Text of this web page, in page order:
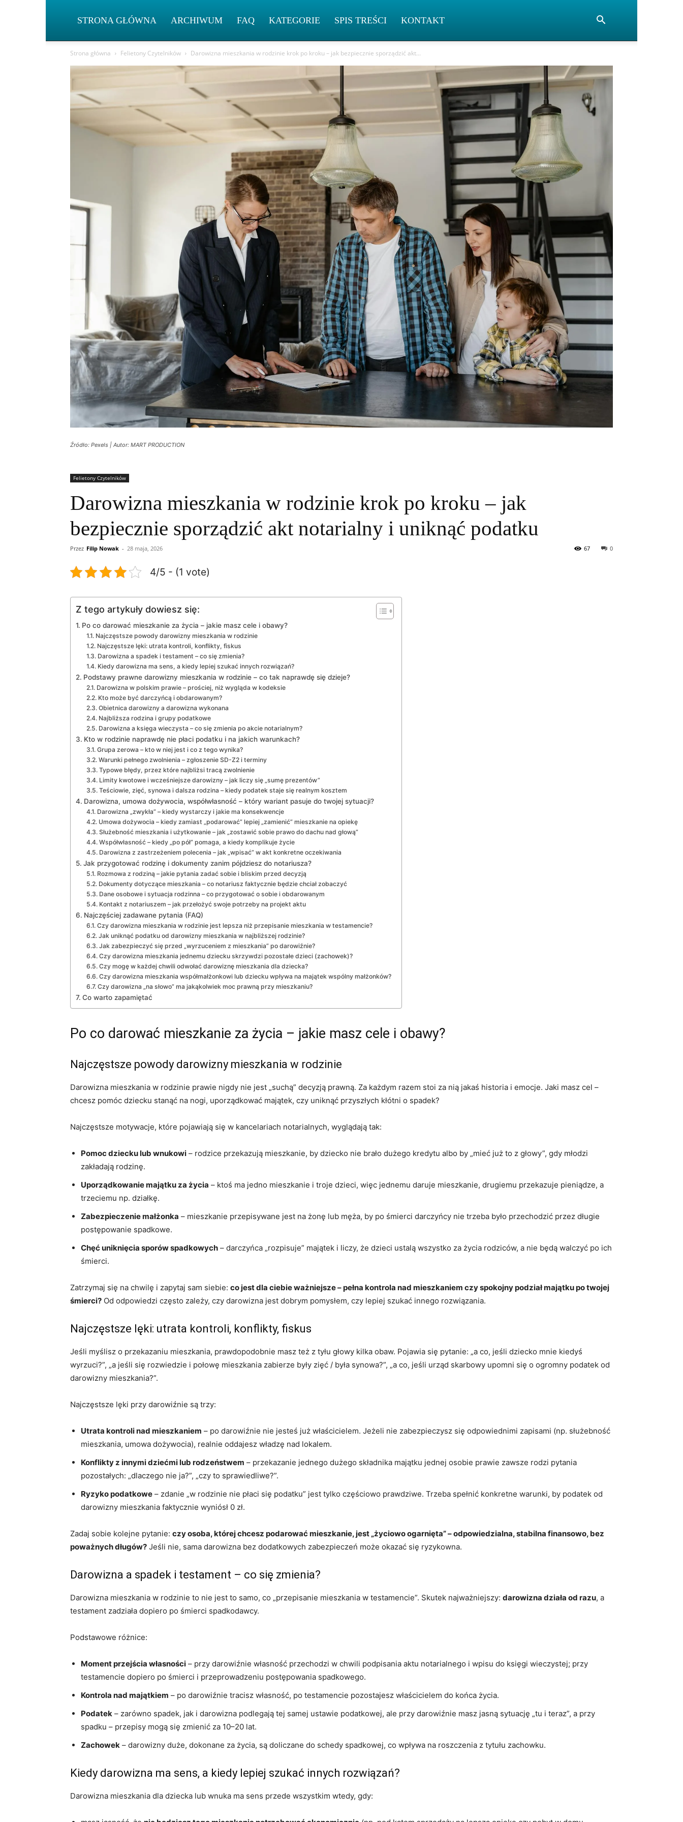
STRONA GŁÓWNA ARCHIWUM FAQ KATEGORIE SPIS TREŚCI KONTAKT
Strona główna Felietony Czytelników Darowizna mieszkania w rodzinie krok po kroku – jak bezpiecznie sporządzić akt...
Źródło: Pexels | Autor: MART PRODUCTION
Felietony Czytelników
Darowizna mieszkania w rodzinie krok po kroku – jak
bezpiecznie sporządzić akt notarialny i uniknąć podatku
Przez Filip Nowak - 28 maja, 2026 0
67
4/5 - (1 vote)
Z tego artykuły dowiesz się:
Po co darować mieszkanie za życia – jakie masz cele i obawy?
Najczęstsze powody darowizny mieszkania w rodzinie
Najczęstsze lęki: utrata kontroli, konflikty, fiskus
Darowizna a spadek i testament – co się zmienia?
Kiedy darowizna ma sens, a kiedy lepiej szukać innych rozwiązań?
Podstawy prawne darowizny mieszkania w rodzinie – co tak naprawdę się dzieje?
Darowizna w polskim prawie – prościej, niż wygląda w kodeksie
Kto może być darczyńcą i obdarowanym?
Obietnica darowizny a darowizna wykonana
Najbliższa rodzina i grupy podatkowe
Darowizna a księga wieczysta – co się zmienia po akcie notarialnym?
Kto w rodzinie naprawdę nie płaci podatku i na jakich warunkach?
Grupa zerowa – kto w niej jest i co z tego wynika?
Warunki pełnego zwolnienia – zgłoszenie SD-Z2 i terminy
Typowe błędy, przez które najbliżsi tracą zwolnienie
Limity kwotowe i wcześniejsze darowizny – jak liczy się „sumę prezentów”
Teściowie, zięć, synowa i dalsza rodzina – kiedy podatek staje się realnym kosztem
Darowizna, umowa dożywocia, współwłasność – który wariant pasuje do twojej sytuacji?
Darowizna „zwykła” – kiedy wystarczy i jakie ma konsekwencje
Umowa dożywocia – kiedy zamiast „podarować” lepiej „zamienić” mieszkanie na opiekę
Służebność mieszkania i użytkowanie – jak „zostawić sobie prawo do dachu nad głową”
Współwłasność – kiedy „po pół” pomaga, a kiedy komplikuje życie
Darowizna z zastrzeżeniem polecenia – jak „wpisać” w akt konkretne oczekiwania
Jak przygotować rodzinę i dokumenty zanim pójdziesz do notariusza?
Rozmowa z rodziną – jakie pytania zadać sobie i bliskim przed decyzją
Dokumenty dotyczące mieszkania – co notariusz faktycznie będzie chciał zobaczyć
Dane osobowe i sytuacja rodzinna – co przygotować o sobie i obdarowanym
Kontakt z notariuszem – jak przełożyć swoje potrzeby na projekt aktu
Najczęściej zadawane pytania (FAQ)
Czy darowizna mieszkania w rodzinie jest lepsza niż przepisanie mieszkania w testamencie?
Jak uniknąć podatku od darowizny mieszkania w najbliższej rodzinie?
Jak zabezpieczyć się przed „wyrzuceniem z mieszkania” po darowiźnie?
Czy darowizna mieszkania jednemu dziecku skrzywdzi pozostałe dzieci (zachowek)?
Czy mogę w każdej chwili odwołać darowiznę mieszkania dla dziecka?
Czy darowizna mieszkania współmałżonkowi lub dziecku wpływa na majątek wspólny małżonków?
Czy darowizna „na słowo” ma jakąkolwiek moc prawną przy mieszkaniu?
Co warto zapamiętać
Po co darować mieszkanie za życia – jakie masz cele i obawy?
Najczęstsze powody darowizny mieszkania w rodzinie
Darowizna mieszkania w rodzinie prawie nigdy nie jest „suchą” decyzją prawną. Za każdym razem stoi za nią jakaś historia i emocje. Jaki masz cel –
chcesz pomóc dziecku stanąć na nogi, uporządkować majątek, czy uniknąć przyszłych kłótni o spadek?
Najczęstsze motywacje, które pojawiają się w kancelariach notarialnych, wyglądają tak:
Pomoc dziecku lub wnukowi – rodzice przekazują mieszkanie, by dziecko nie brało dużego kredytu albo by „mieć już to z głowy”, gdy młodzi
zakładają rodzinę.
Uporządkowanie majątku za życia – ktoś ma jedno mieszkanie i troje dzieci, więc jednemu daruje mieszkanie, drugiemu przekazuje pieniądze, a
trzeciemu np. działkę.
Zabezpieczenie małżonka – mieszkanie przepisywane jest na żonę lub męża, by po śmierci darczyńcy nie trzeba było przechodzić przez długie
postępowanie spadkowe.
Chęć uniknięcia sporów spadkowych – darczyńca „rozpisuje” majątek i liczy, że dzieci ustalą wszystko za życia rodziców, a nie będą walczyć po ich
śmierci.
Zatrzymaj się na chwilę i zapytaj sam siebie: co jest dla ciebie ważniejsze – pełna kontrola nad mieszkaniem czy spokojny podział majątku po twojej
śmierci? Od odpowiedzi często zależy, czy darowizna jest dobrym pomysłem, czy lepiej szukać innego rozwiązania.
Najczęstsze lęki: utrata kontroli, konflikty, fiskus
Jeśli myślisz o przekazaniu mieszkania, prawdopodobnie masz też z tyłu głowy kilka obaw. Pojawia się pytanie: „a co, jeśli dziecko mnie kiedyś
wyrzuci?”, „a jeśli się rozwiedzie i połowę mieszkania zabierze były zięć / była synowa?”, „a co, jeśli urząd skarbowy upomni się o ogromny podatek od
darowizny mieszkania?”.
Najczęstsze lęki przy darowiźnie są trzy:
Utrata kontroli nad mieszkaniem – po darowiźnie nie jesteś już właścicielem. Jeżeli nie zabezpieczysz się odpowiednimi zapisami (np. służebność
mieszkania, umowa dożywocia), realnie oddajesz władzę nad lokalem.
Konflikty z innymi dziećmi lub rodzeństwem – przekazanie jednego dużego składnika majątku jednej osobie prawie zawsze rodzi pytania
pozostałych: „dlaczego nie ja?”, „czy to sprawiedliwe?”.
Ryzyko podatkowe – zdanie „w rodzinie nie płaci się podatku” jest tylko częściowo prawdziwe. Trzeba spełnić konkretne warunki, by podatek od
darowizny mieszkania faktycznie wyniósł 0 zł.
Zadaj sobie kolejne pytanie: czy osoba, której chcesz podarować mieszkanie, jest „życiowo ogarnięta” – odpowiedzialna, stabilna finansowo, bez
poważnych długów? Jeśli nie, sama darowizna bez dodatkowych zabezpieczeń może okazać się ryzykowna.
Darowizna a spadek i testament – co się zmienia?
Darowizna mieszkania w rodzinie to nie jest to samo, co „przepisanie mieszkania w testamencie”. Skutek najważniejszy: darowizna działa od razu, a
testament zadziała dopiero po śmierci spadkodawcy.
Podstawowe różnice:
Moment przejścia własności – przy darowiźnie własność przechodzi w chwili podpisania aktu notarialnego i wpisu do księgi wieczystej; przy
testamencie dopiero po śmierci i przeprowadzeniu postępowania spadkowego.
Kontrola nad majątkiem – po darowiźnie tracisz własność, po testamencie pozostajesz właścicielem do końca życia.
Podatek – zarówno spadek, jak i darowizna podlegają tej samej ustawie podatkowej, ale przy darowiźnie masz jasną sytuację „tu i teraz”, a przy
spadku – przepisy mogą się zmienić za 10–20 lat.
Zachowek – darowizny duże, dokonane za życia, są doliczane do schedy spadkowej, co wpływa na roszczenia z tytułu zachowku.
Kiedy darowizna ma sens, a kiedy lepiej szukać innych rozwiązań?
Darowizna mieszkania dla dziecka lub wnuka ma sens przede wszystkim wtedy, gdy: